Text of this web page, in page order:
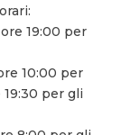
19:00 per
10:00 per
19:30 per gli